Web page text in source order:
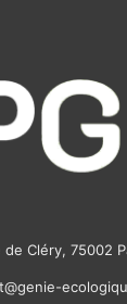
de Cléry, 75002